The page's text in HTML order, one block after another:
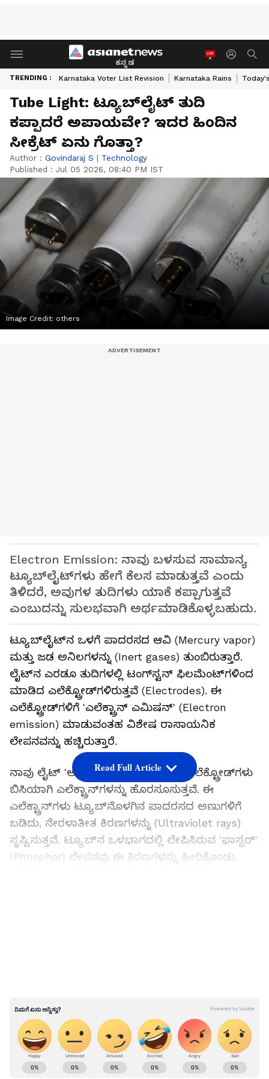
ಕನ್ನಡ
TRENDING : Karnataka Voter List Revision Karnataka Rains
Tube Light: ಟ್ಯೂಬ್‌ಲೈಟ್ ತುದಿ
ಕಪ್ಪಾದರೆ ಅಪಾಯವೇ? ಇದರ ಹಿಂದಿನ
ಸೀಕ್ರೆಟ್ ಏನು ಗೊತ್ತಾ?
Author : Govindaraj S | Technology
Published : Jul 05 2026, 08:40 PM IST
Image Credit: others
Electron Emission: ನಾವು ಬಳಸುವ ಸಾಮಾನ್ಯ
ಟ್ಯೂಬ್‌ಲೈಟ್‌ಗಳು ಹೇಗೆ ಕೆಲಸ ಮಾಡುತ್ತವೆ ಎಂದು
ತಿಳಿದರೆ, ಅವುಗಳ ತುದಿಗಳು ಯಾಕೆ ಕಪ್ಪಾಗುತ್ತವೆ
ಎಂಬುದನ್ನು ಸುಲಭವಾಗಿ ಅರ್ಥಮಾಡಿಕೊಳ್ಳಬಹುದು.
ಟ್ಯೂಬ್‌ಲೈಟ್‌ನ ಒಳಗೆ ಪಾದರಸದ ಆವಿ (Mercury vapor)
ಮತ್ತು ಜಡ ಅನಿಲಗಳನ್ನು (Inert gases) ತುಂಬಿರುತ್ತಾರೆ.
ಲೈಟ್‌ನ ಎರಡೂ ತುದಿಗಳಲ್ಲಿ ಟಂಗ್‌ಸ್ಟನ್ ಫಿಲಮೆಂಟ್‌ಗಳಿಂದ
ಮಾಡಿದ ಎಲೆಕ್ಟ್ರೋಡ್‌ಗಳಿರುತ್ತವೆ (Electrodes). ಈ
ಎಲೆಕ್ಟ್ರೋಡ್‌ಗಳಿಗೆ 'ಎಲೆಕ್ಟ್ರಾನ್ ಎಮಿಷನ್' (Electron
emission) ಮಾಡುವಂತಹ ವಿಶೇಷ ರಾಸಾಯನಿಕ
ಲೇಪನವನ್ನು ಹಚ್ಚಿರುತ್ತಾರೆ.
ನಾವು ಲೈಟ್ 'ಆನ್' (ON) ಮಾಡಿದಾಗ, ಈ ಎಲೆಕ್ಟ್ರೋಡ್‌ಗಳು
ಬಿಸಿಯಾಗಿ ಎಲೆಕ್ಟ್ರಾನ್‌ಗಳನ್ನು ಹೊರಸೂಸುತ್ತವೆ. ಈ
ಎಲೆಕ್ಟ್ರಾನ್‌ಗಳು ಟ್ಯೂಬ್‌ನೊಳಗಿನ ಪಾದರಸದ ಅಣುಗಳಿಗೆ
ಬಡಿದು, ನೇರಳಾತೀತ ಕಿರಣಗಳನ್ನು (Ultraviolet rays)
ಸೃಷ್ಟಿಸುತ್ತವೆ. ಟ್ಯೂಬ್‌ನ ಒಳಭಾಗದಲ್ಲಿ ಲೇಪಿಸಿರುವ 'ಫಾಸ್ಫರ್'
(Phosphor) ಲೇಪನವು ಈ ಕಿರಣಗಳನ್ನು ಹೀರಿಕೊಂಡು,
Related Articles
Read Full Article
ABOUT THE AUTHOR